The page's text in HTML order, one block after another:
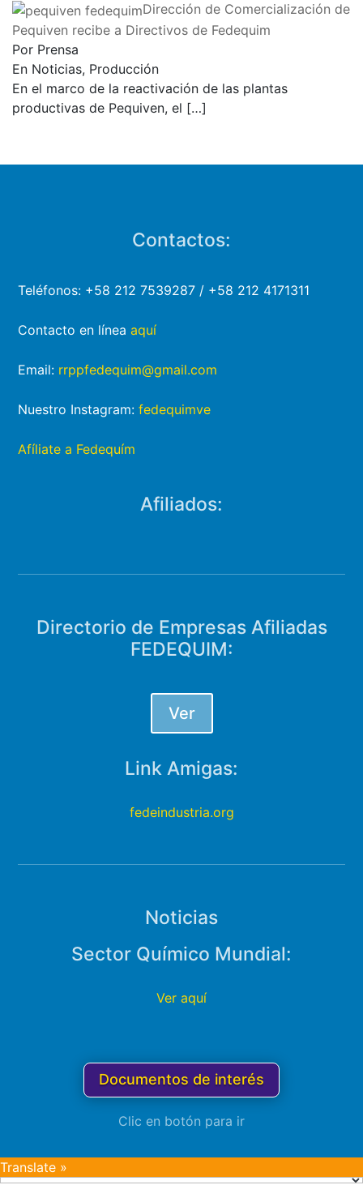
Dirección de Comercialización de
Pequiven recibe a Directivos de Fedequim
Por Prensa
En Noticias, Producción
En el marco de la reactivación de las plantas
productivas de Pequiven, el […]
Contactos:
Teléfonos: +58 212 7539287 / +58 212 4171311
Contacto en líneaaquí
Email: rrppfedequim@gmail.com
Nuestro Instagram:fedequimve
Afíliate a Fedequím
Afiliados:
Directorio de Empresas Afiliadas
FEDEQUIM:
Ver
Link Amigas:
fedeindustria.org
Noticias
Sector Químico Mundial:
Ver aquí
Documentos de interés
Clic en botón para ir
Translate »